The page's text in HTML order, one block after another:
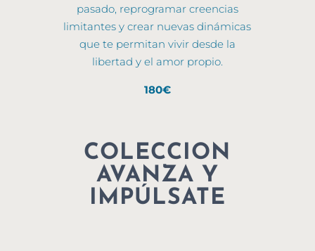
pasado, reprogramar creencias
limitantes y crear nuevas dinámicas
que te permitan vivir desde la
libertad y el amor propio.
180€
COLECCION
AVANZA Y
IMPÚLSATE